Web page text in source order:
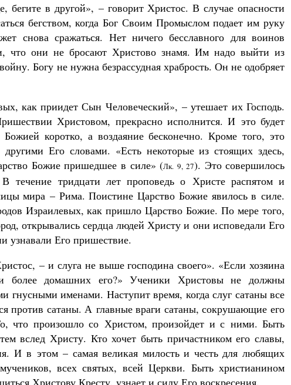
бегите в другой», – говорит Христос. В случае опасности
бегством, когда Бог Своим Промыслом подает им руку
снова сражаться. Нет ничего бесславного для воинов
что они не бросают Христово знамя. Им надо выйти из
Богу не нужна безрассудная храбрость. Он не одобряет
как приидет Сын Человеческий», – утешает их Господь.
Христовом, прекрасно исполнится. И это будет
коротко, а воздаяние бесконечно. Кроме того, это
другими Его словами. «Есть некоторые из стоящих здесь,
Божие пришедшее в силе» (Лк. 9, 27). Это совершилось
течение тридцати лет проповедь о Христе распятом и
мира – Рима. Поистине Царство Божие явилось в силе.
Израилевых, как пришло Царство Божие. По мере того,
открывались сердца людей Христу и они исповедали Его
узнавали Его пришествие.
– и слуга не выше господина своего». «Если хозяина
более домашних его?» Ученики Христовы не должны
гнусными именами. Наступит время, когда слуг сатаны все
против сатаны. А главные враги сатаны, сокрушающие его
что произошло со Христом, произойдет и с ними. Быть
вслед Христу. Кто хочет быть причастником его славы,
И в этом – самая великая милость и честь для любящих
всех святых, всей Церкви. Быть христианином
Христову Кресту, узнает и силу Его воскресения.
Как найти своё место в жизни
Кирилл Мурышев
Великомученик Георгий Победоносец. Научись у
святого
Роман Котов